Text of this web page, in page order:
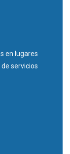
en lugares
servicios